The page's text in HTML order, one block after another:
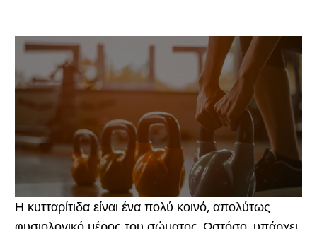
Η κυτταρίτιδα είναι ένα πολύ κοινό, απολύτως